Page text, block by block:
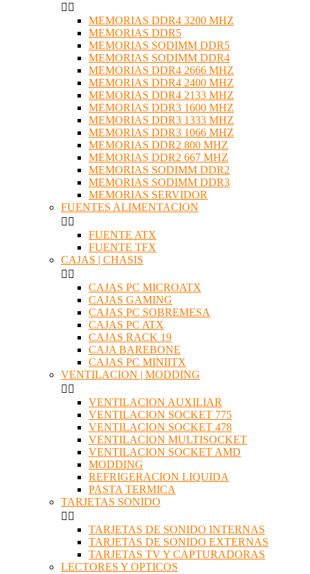
 
MEMORIAS DDR4 3200 MHZ
MEMORIAS DDR5
MEMORIAS SODIMM DDR5
MEMORIAS SODIMM DDR4
MEMORIAS DDR4 2666 MHZ
MEMORIAS DDR4 2400 MHZ
MEMORIAS DDR4 2133 MHZ
MEMORIAS DDR3 1600 MHZ
MEMORIAS DDR3 1333 MHZ
MEMORIAS DDR3 1066 MHZ
MEMORIAS DDR2 800 MHZ
MEMORIAS DDR2 667 MHZ
MEMORIAS SODIMM DDR2
MEMORIAS SODIMM DDR3
MEMORIAS SERVIDOR
FUENTES ALIMENTACION
 
FUENTE ATX
FUENTE TFX
CAJAS | CHASIS
 
CAJAS PC MICROATX
CAJAS GAMING
CAJAS PC SOBREMESA
CAJAS PC ATX
CAJAS RACK 19
CAJA BAREBONE
CAJAS PC MINIITX
VENTILACION | MODDING
 
VENTILACION AUXILIAR
VENTILACION SOCKET 775
VENTILACION SOCKET 478
VENTILACION MULTISOCKET
VENTILACION SOCKET AMD
MODDING
REFRIGERACION LIQUIDA
PASTA TERMICA
TARJETAS SONIDO
 
TARJETAS DE SONIDO INTERNAS
TARJETAS DE SONIDO EXTERNAS
TARJETAS TV Y CAPTURADORAS
LECTORES Y OPTICOS